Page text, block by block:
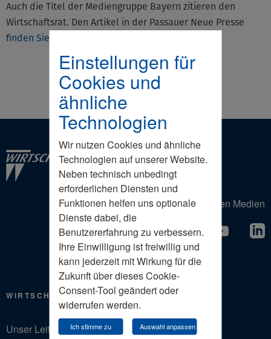
Einstellungen für
Cookies und
ähnliche
Technologien
Wir nutzen Cookies und ähnliche
Technologien auf unserer Website.
Neben technisch unbedingt
erforderlichen Diensten und
Funktionen helfen uns optionale
Dienste dabei, die
Benutzererfahrung zu verbessern.
Ihre Einwilligung ist freiwillig und
kann jederzeit mit Wirkung für die
Zukunft über dieses Cookie-
Consent-Tool geändert oder
widerrufen werden.
Ich stimme zu Auswahl anpassen
Auch die Titel der Mediengruppe Bayern zitieren den
Wirtschaftsrat. Den Artikel in der Passauer Neue Presse
finden Sie hier
Der Wirtschaftsrat in den Sozialen Medien
WIRTSCHAFTSRAT
Unser Leitbild